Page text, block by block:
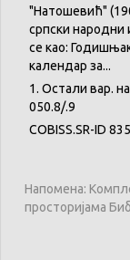
"Натошевић"
српски народни
се као:
календар за...
1. Остали вар.
050.8/.9
COBISS.SR-ID
Напомена:
просторијама